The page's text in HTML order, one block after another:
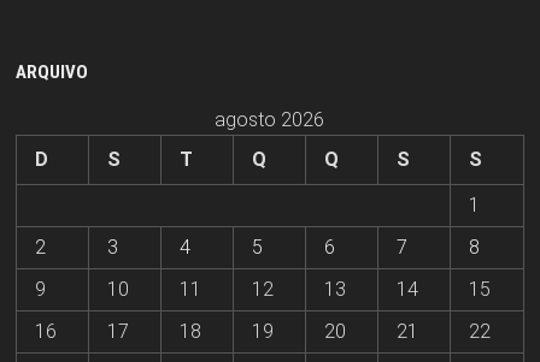
ARQUIVO
agosto 2026
D
S T Q Q S
S
1
2
3 4 5 6 7
8
9
10 11 12 13 14
15
16
17 18 19 20 21 22